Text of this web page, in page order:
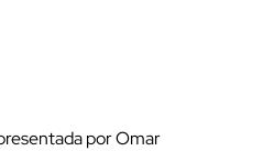
por Omar